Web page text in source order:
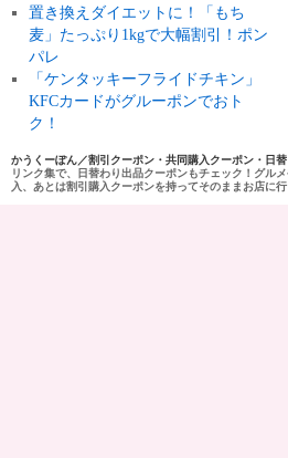
置き換えダイエットに！「もち
麦」たっぷり1kgで大幅割引！ポン
パレ
「ケンタッキーフライドチキン」
KFCカードがグルーポンでおト
ク！
かうくーぽん／割引クーポン・共同購入クーポン・日
リンク集で、日替わり出品クーポンもチェック！グル
入、あとは割引購入クーポンを持ってそのままお店に行